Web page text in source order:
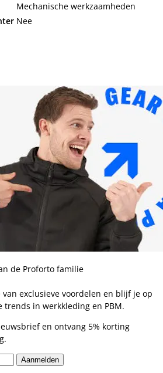
Mechanische werkzaamheden
Nee
de Proforto familie
exclusieve voordelen en blijf je op
trends in werkkleding en PBM.
en ontvang 5% korting